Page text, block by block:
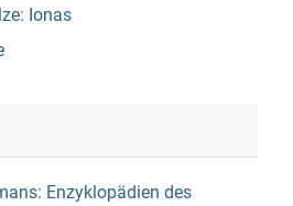
Ionas
Enzyklopädien des